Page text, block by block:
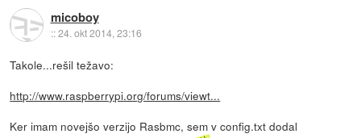
micoboy
::24. okt 2014, 23:16
Takole...rešil težavo:
http://www.raspberrypi.org/forums/viewt...
Ker imam novejšo verzijo Rasbmc, sem v config.txt dodal